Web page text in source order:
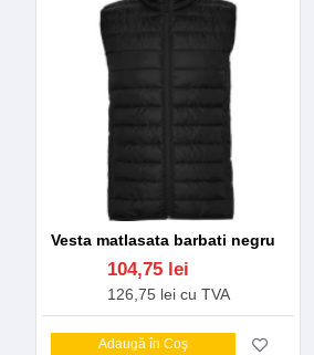
Vesta matlasata barbati negru
104,75 lei
126,75 lei cu TVA
Adaugă în Coş